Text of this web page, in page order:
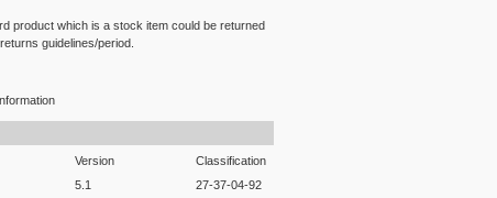
product which is a stock item could be returned
guidelines/period.
Version
Classification
5.1
27-37-04-92